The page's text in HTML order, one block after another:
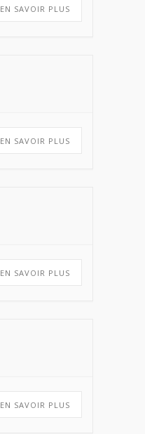
EN SAVOIR PLUS
EN SAVOIR PLUS
EN SAVOIR PLUS
EN SAVOIR PLUS